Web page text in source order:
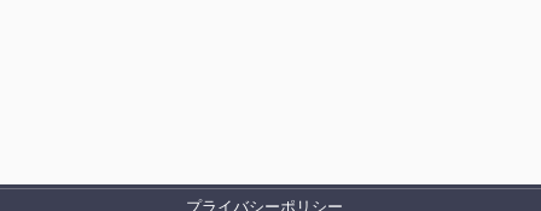
プライバシーポリシー